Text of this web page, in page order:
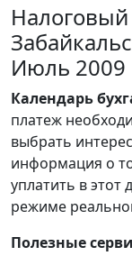
Июль 2009
Календарь
платеж
выбрать
информация о
уплатить в этот
режиме
Полезные